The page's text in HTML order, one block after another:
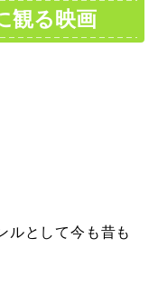
観る映画
ルとして今も昔も